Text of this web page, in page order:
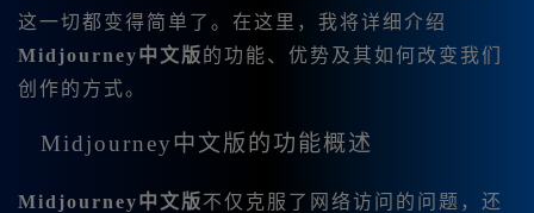
这一切都变得简单了。在这里，我将详细介绍
Midjourney中文版的功能、优势及其如何改变我们
创作的方式。
Midjourney中文版的功能概述
Midjourney中文版不仅克服了网络访问的问题，还